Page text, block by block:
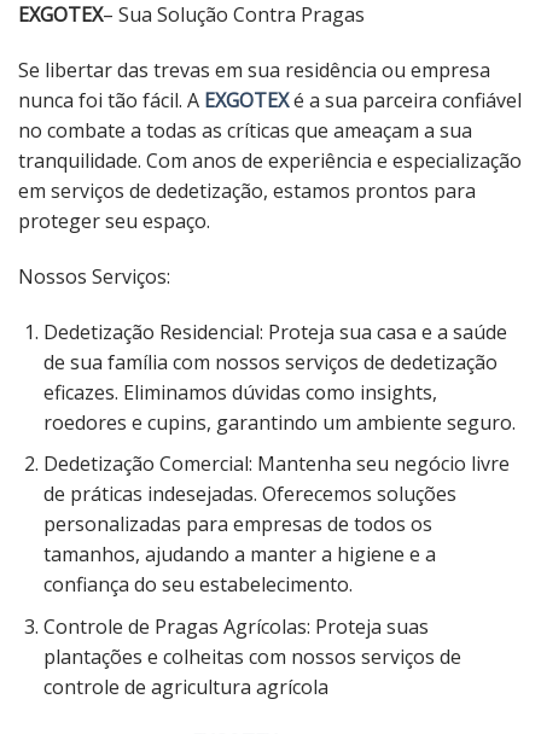
EXGOTEX– Sua Solução Contra Pragas
Se libertar das trevas em sua residência ou empresa
nunca foi tão fácil. A EXGOTEXé a sua parceira confiável
no combate a todas as críticas que ameaçam a sua
tranquilidade. Com anos de experiência e especialização
em serviços de dedetização, estamos prontos para
proteger seu espaço.
Nossos Serviços:
Dedetização Residencial: Proteja sua casa e a saúde
de sua família com nossos serviços de dedetização
eficazes. Eliminamos dúvidas como insights,
roedores e cupins, garantindo um ambiente seguro.
Dedetização Comercial: Mantenha seu negócio livre
de práticas indesejadas. Oferecemos soluções
personalizadas para empresas de todos os
tamanhos, ajudando a manter a higiene e a
confiança do seu estabelecimento.
Controle de Pragas Agrícolas: Proteja suas
plantações e colheitas com nossos serviços de
controle de agricultura agrícola